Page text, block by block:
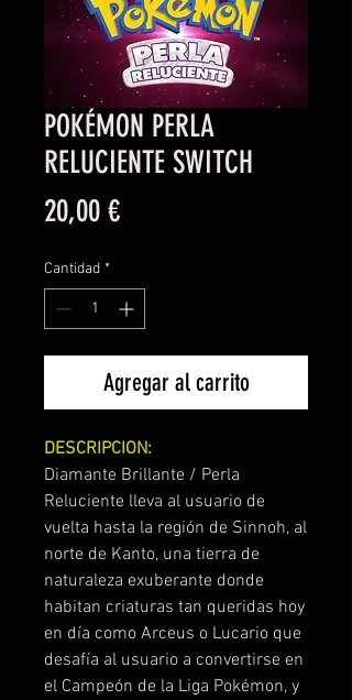
POKÉMON PERLA
RELUCIENTE SWITCH
20,00 €Precio
Cantidad *
Agregar al carrito
DESCRIPCION:
Diamante Brillante / Perla
Reluciente lleva al usuario de
vuelta hasta la región de Sinnoh, al
norte de Kanto, una tierra de
naturaleza exuberante donde
habitan criaturas tan queridas hoy
en día como Arceus o Lucario que
desafía al usuario a convertirse en
el Campeón de la Liga Pokémon, y